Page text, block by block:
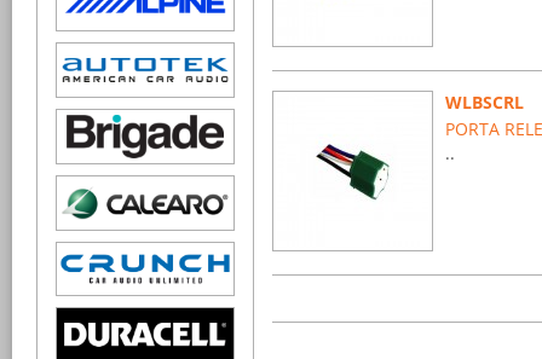
WLBSCRL
PORTA
..